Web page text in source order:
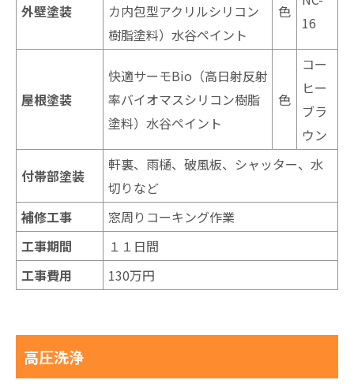
外壁塗装
カ内包型アクリルシリコン
樹脂塗料）水谷ペイント
色
16
屋根塗装
快適サーモBio（高日射反射
率バイオマスシリコン樹脂
塗料）水谷ペイント
色
コー
ヒー
ブラ
ウン
付帯部塗装
軒裏、雨樋、破風板、シャッター、水
切りなど
補修工事
窓周りコーキング作業
工事期間
１１日間
工事費用
130万円
高圧洗浄